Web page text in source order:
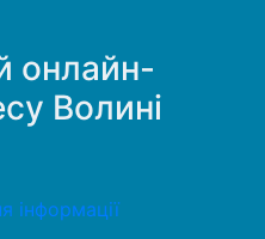
онлайн-
Волині
інформації